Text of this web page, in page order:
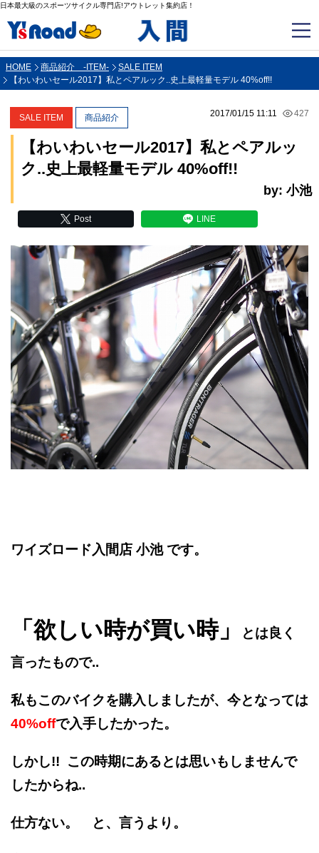
日本最大級のスポーツサイクル専門店!アウトレット集約店！
HOME 商品紹介 -ITEM-
SALE ITEM
【わいわいセール2017】私とペアルック..史上最軽量モデル 40%off!!
2017/01/15 11:11 427
SALE ITEM 商品紹介
【わいわいセール2017】私とペアルッ
ク..史上最軽量モデル 40%off!!
by: 小池
Post LINE
ワイズロード入間店 小池 です。
「欲しい時が買い時」
とは良く
言ったもので..
私もこのバイクを購入しましたが、今となっては
40%offで入手したかった。
しかし!! この時期にあるとは思いもしませんで
したからね..
仕方ない。 と、言うより。